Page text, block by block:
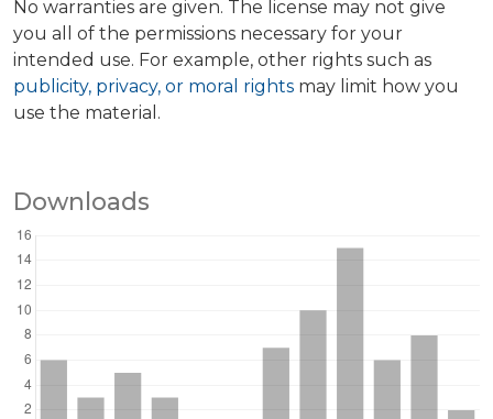
No warranties are given. The license may not give
you all of the permissions necessary for your
intended use. For example, other rights such as
publicity, privacy, or moral rights may limit how you
use the material.
Downloads